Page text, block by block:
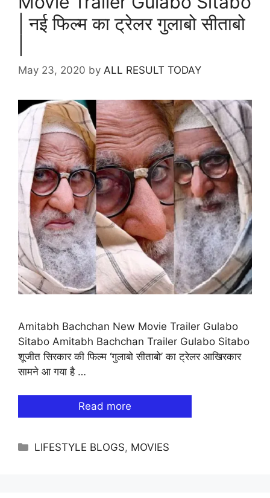
| नई फिल्म का ट्रेलर गुलाबो सीताबो
May 23, 2020 by ALL RESULT TODAY
Amitabh Bachchan New Movie Trailer Gulabo
Sitabo Amitabh Bachchan Trailer Gulabo Sitabo
शूजीत सिरकार की फिल्म ‘गुलाबो सीताबो’ का ट्रेलर आखिरकार
सामने आ गया है …
Read more
Categories
LIFESTYLE BLOGS, MOVIES